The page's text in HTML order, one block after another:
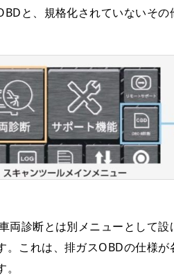
と、規格化されていないそ
診断とは別メニューとして
。これは、排ガスOBDの仕様